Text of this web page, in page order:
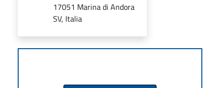
17051 Marina di Andora
SV, Italia